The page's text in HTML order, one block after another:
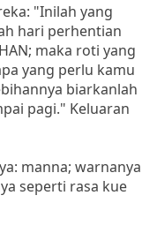
"Inilah yang
hari perhentian
maka roti yang
yang perlu kamu
biarkanlah
pagi." Keluaran
manna; warnanya
seperti rasa kue